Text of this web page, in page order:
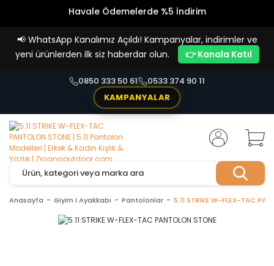
Havale Ödemelerde %5 İndirim
📢 WhatsApp Kanalımız Açıldı! Kampanyalar, indirimler ve
yeni ürünlerden ilk siz haberdar olun.
👉 Kanala Katıl
0850 333 50 61
0533 374 90 11
KAMPANYALAR
Anasayfa Giyim I Ayakkabı Pantolonlar 5.11 STRIKE W-FLEX-TAC